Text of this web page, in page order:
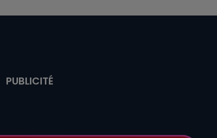
PUBLICITÉ